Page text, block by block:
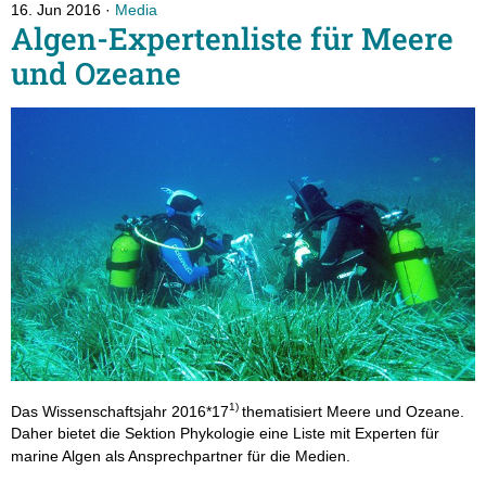
16. Jun 2016 Media
Algen-Expertenliste für Meere
und Ozeane
Das Wissenschaftsjahr 2016*171) thematisiert Meere und Ozeane.
Daher bietet die Sektion Phykologie eine Liste mit Experten für
marine Algen als Ansprechpartner für die Medien.